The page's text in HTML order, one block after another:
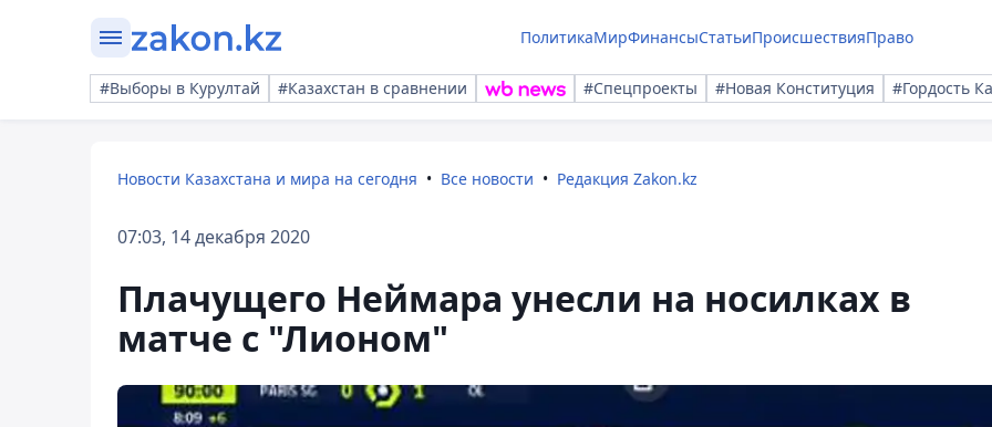
ПолитикаМирФинансыСтатьиПроисшествияПраво
#Выборы в Курултай #Казахстан в сравнении #Спецпроекты #Новая Конституция #Гордость
Новости Казахстана и мира на сегодня Все новости Редакция Zakon.kz
07:03, 14 декабря 2020
Плачущего Неймара унесли на носилках в
матче с "Лионом"